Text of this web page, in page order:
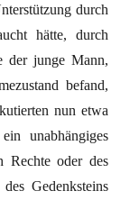
durch
hätte, durch
der junge Mann,
befand,
nun etwa
unabhängiges
Rechte oder des
Gedenksteins